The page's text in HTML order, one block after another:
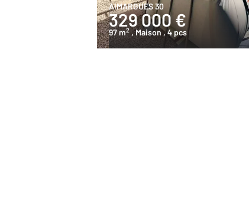
AIMARGUES 30
329 000 €
97 m2 , Maison , 4 pcs